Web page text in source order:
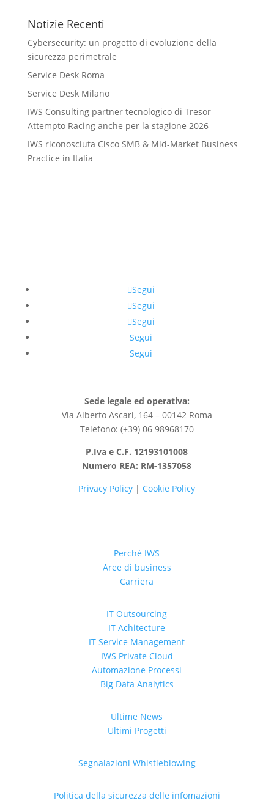
Notizie Recenti
Cybersecurity: un progetto di evoluzione della
sicurezza perimetrale
Service Desk Roma
Service Desk Milano
IWS Consulting partner tecnologico di Tresor
Attempto Racing anche per la stagione 2026
IWS riconosciuta Cisco SMB & Mid-Market Business
Practice in Italia
Segui
Segui
Segui
Segui
Segui
Sede legale ed operativa:
Via Alberto Ascari, 164 – 00142 Roma
Telefono: (+39) 06 98968170
P.Iva e C.F. 12193101008
Numero REA: RM-1357058
Privacy Policy | Cookie Policy
Perchè IWS
Aree di business
Carriera
IT Outsourcing
IT Achitecture
IT Service Management
IWS Private Cloud
Automazione Processi
Big Data Analytics
Ultime News
Ultimi Progetti
Segnalazioni Whistleblowing
Politica della sicurezza delle infomazioni